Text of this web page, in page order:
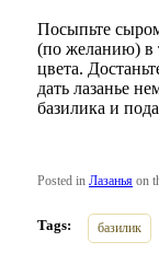
Посыпьте
(по желанию) в
цвета.
дать лазанье
базилика и
Posted in Лазанья on
Tags: базилик